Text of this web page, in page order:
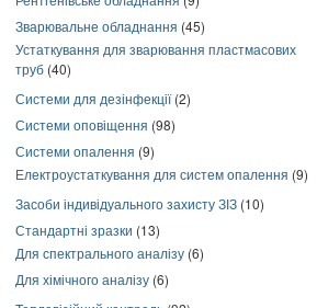
Зварювальне обладнання (45)
Устаткування для зварювання пластмасових
труб (40)
Системи для дезінфекції(2)
Системи оповіщення (98)
Системи опалення (9)
Електроустаткування для систем опалення (9)
Засоби індивідуального захисту ЗІЗ (10)
Стандартні зразки (13)
Для спектрального аналізу (6)
Для хімічного аналізу (6)